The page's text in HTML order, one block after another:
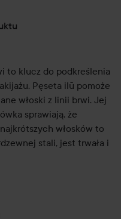
to klucz do podkreślenia
Pęseta ilū pomoże
włoski z linii brwi. Jej
sprawiają, że
włosków to
stali, jest trwała i